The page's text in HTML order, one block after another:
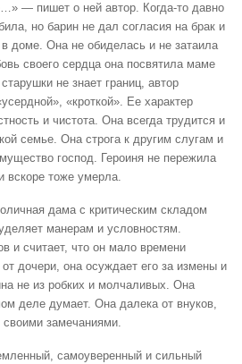
— пишет о ней автор. Когда-то давно
но барин не дал согласия на брак и
доме. Она не обиделась и не затаила
своего сердца она посвятила маме
не знает границ, автор
«кроткой». Ее характер
и чистота. Она всегда трудится и
семье. Она строга к другим слугам и
господ. Героиня не пережила
вскоре тоже умерла.
дама с критическим складом
манерам и условностям.
и считает, что он мало времени
дочери, она осуждает его за измены и
не из робких и молчаливых. Она
деле думает. Она далека от внуков,
замечаниями.
самоуверенный и сильный